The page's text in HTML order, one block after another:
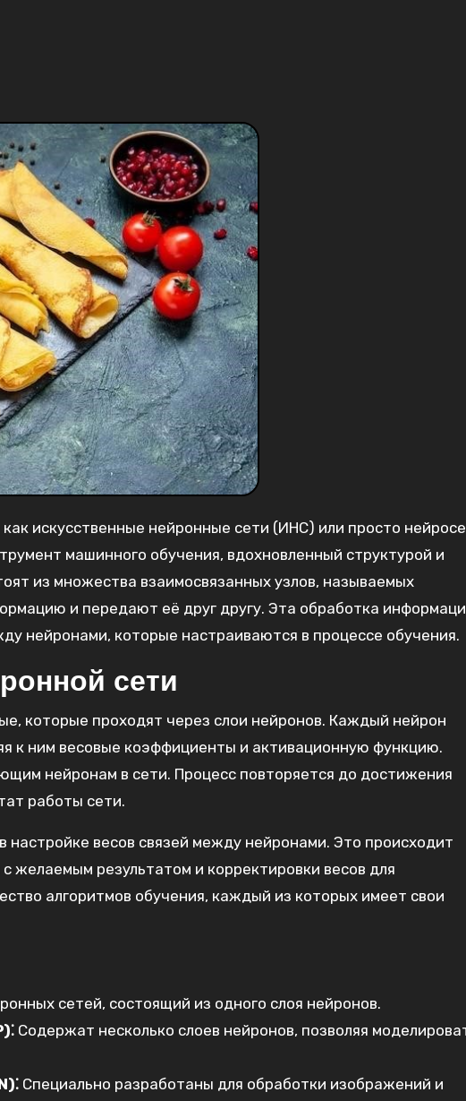
искусственные нейронные сети (ИНС) или просто
машинного обучения, вдохновленный структурой и
из множества взаимосвязанных узлов, называемых
и передают её друг другу. Эта обработка
нейронами, которые настраиваются в процессе обучения.
сети
которые проходят через слои нейронов. Каждый нейрон
к ним весовые коэффициенты и активационную функцию.
нейронам в сети. Процесс повторяется до достижения
работы сети.
настройке весов связей между нейронами. Это происходит
желаемым результатом и корректировки весов для
алгоритмов обучения, каждый из которых имеет свои
сетей, состоящий из одного слоя нейронов.
Содержат несколько слоев нейронов, позволяя
Специально разработаны для обработки изображений и